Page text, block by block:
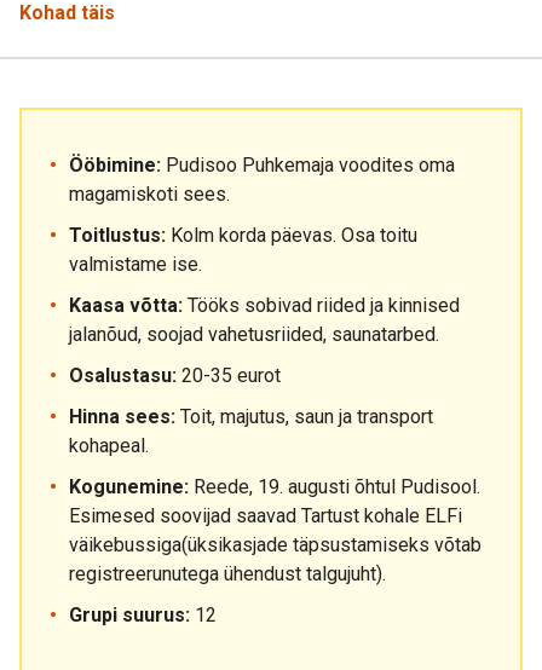
Kohad täis
Ööbimine: Pudisoo Puhkemaja voodites oma
magamiskoti sees.
Toitlustus: Kolm korda päevas. Osa toitu
valmistame ise.
Kaasa võtta: Tööks sobivad riided ja kinnised
jalanõud, soojad vahetusriided, saunatarbed.
Osalustasu: 20-35 eurot
Hinna sees: Toit, majutus, saun ja transport
kohapeal.
Kogunemine: Reede, 19. augusti õhtul Pudisool.
Esimesed soovijad saavad Tartust kohale ELFi
väikebussiga(üksikasjade täpsustamiseks võtab
registreerunutega ühendust talgujuht).
Grupi suurus: 12